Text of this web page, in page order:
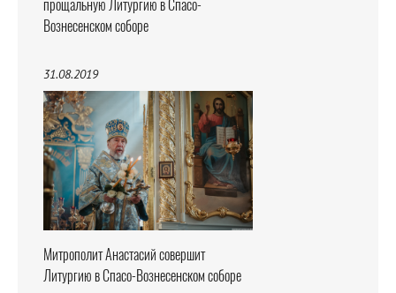
прощальную Литургию в Спасо-
Вознесенском соборе
31.08.2019
Митрополит Анастасий совершит
Литургию в Спасо-Вознесенском соборе